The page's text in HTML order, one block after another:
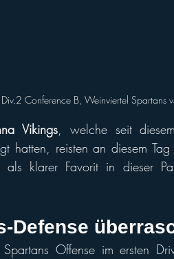
Div.2 Conference B, Weinviertel
Vikings, welche seit
hatten, reisten an diesem
als klarer Favorit in dieser
Defense
Offense im ersten